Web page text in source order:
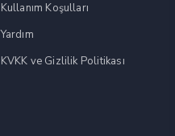
Kullanım Koşulları
Yardım
KVKK ve Gizlilik Politikası